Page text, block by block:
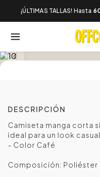
¡ÚLTIMAS TALLAS! Hasta
DESCRIPCIÓN
Camiseta manga corta
ideal para un look
- Color Café
Composición: Poliéster